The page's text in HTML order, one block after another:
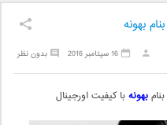
بهونه
بدون نظر 16 سپتامبر 2016
بنامبهونهبا کیفیت اورجینال